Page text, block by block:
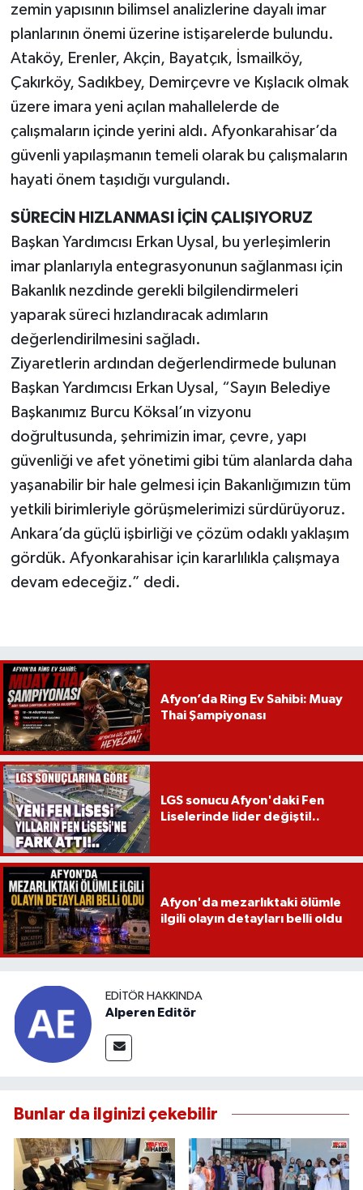
zemin yapısının bilimsel analizlerine dayalı imar
planlarının önemi üzerine istişarelerde bulundu.
Ataköy, Erenler, Akçin, Bayatçık, İsmailköy,
Çakırköy, Sadıkbey, Demirçevre ve Kışlacık olmak
üzere imara yeni açılan mahallelerde de
çalışmaların içinde yerini aldı. Afyonkarahisar’da
güvenli yapılaşmanın temeli olarak bu çalışmaların
hayati önem taşıdığı vurgulandı.
SÜRECİN HIZLANMASI İÇİN ÇALIŞIYORUZ
Başkan Yardımcısı Erkan Uysal, bu yerleşimlerin
imar planlarıyla entegrasyonunun sağlanması için
Bakanlık nezdinde gerekli bilgilendirmeleri
yaparak süreci hızlandıracak adımların
değerlendirilmesini sağladı.
Ziyaretlerin ardından değerlendirmede bulunan
Başkan Yardımcısı Erkan Uysal, “Sayın Belediye
Başkanımız Burcu Köksal’ın vizyonu
doğrultusunda, şehrimizin imar, çevre, yapı
güvenliği ve afet yönetimi gibi tüm alanlarda daha
yaşanabilir bir hale gelmesi için Bakanlığımızın tüm
yetkili birimleriyle görüşmelerimizi sürdürüyoruz.
Ankara’da güçlü işbirliği ve çözüm odaklı yaklaşım
gördük. Afyonkarahisar için kararlılıkla çalışmaya
devam edeceğiz.” dedi.
Afyon’da Ring Ev Sahibi: Muay
Thai Şampiyonası
LGS sonucu Afyon'daki Fen
Liselerinde lider değişti!..
Afyon'da mezarlıktaki ölümle
ilgili olayın detayları belli oldu
EDITÖR HAKKINDA
Alperen Editör
Bunlar da ilginizi çekebilir